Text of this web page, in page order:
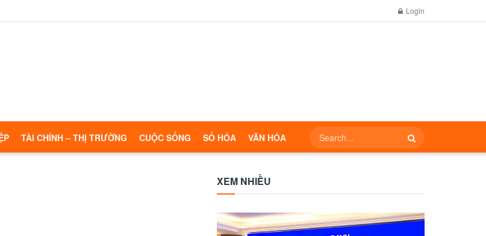
Login
TÀI CHÍNH – THỊ TRƯỜNG CUỘC SỐNG SỐ HÓA VĂN HÓA
XEM NHIỀU